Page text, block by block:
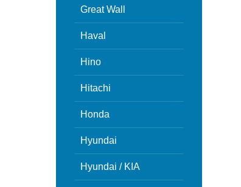
Great Wall
Haval
Hino
Hitachi
Honda
Hyundai
Hyundai / KIA